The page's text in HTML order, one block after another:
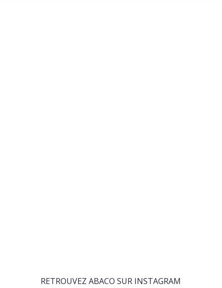
RETROUVEZ ABACO SUR INSTAGRAM